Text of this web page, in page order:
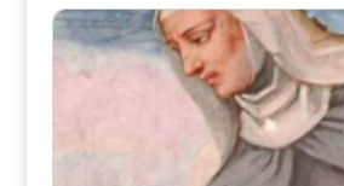
Вопрос о женских...
Верона и Падуя
Династии